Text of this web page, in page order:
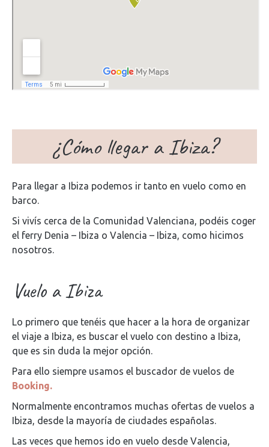
¿Cómo llegar a Ibiza?
Para llegar a Ibiza podemos ir tanto en vuelo como en
barco.
Si vivís cerca de la Comunidad Valenciana, podéis coger
el ferry Denia – Ibiza o Valencia – Ibiza, como hicimos
nosotros.
Vuelo a Ibiza
Lo primero que tenéis que hacer a la hora de organizar
el viaje a Ibiza, es buscar el vuelo con destino a Ibiza,
que es sin duda la mejor opción.
Para ello siempre usamos el buscador de vuelos de
Booking.
Normalmente encontramos muchas ofertas de vuelos a
Ibiza, desde la mayoría de ciudades españolas.
Las veces que hemos ido en vuelo desde Valencia,